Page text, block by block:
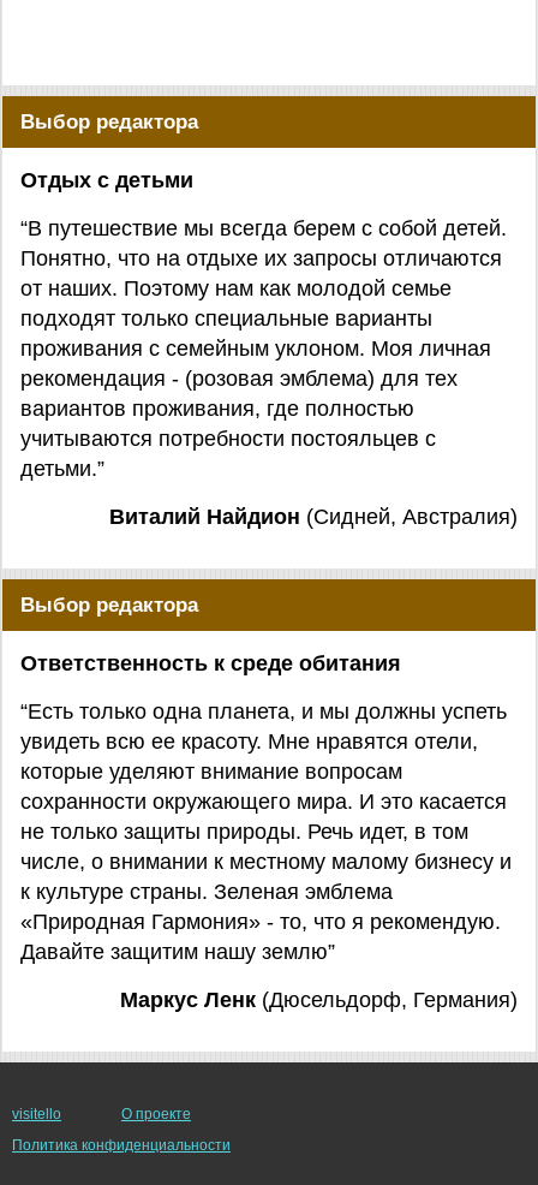
Выбор редактора
Отдых с детьми
“В путешествие мы всегда берем с собой детей.
Понятно, что на отдыхе их запросы отличаются
от наших. Поэтому нам как молодой семье
подходят только специальные варианты
проживания с семейным уклоном. Моя личная
рекомендация - (розовая эмблема) для тех
вариантов проживания, где полностью
учитываются потребности постояльцев с
детьми.”
Виталий Найдион (Сидней, Австралия)
Выбор редактора
Ответственность к среде обитания
“Есть только одна планета, и мы должны успеть
увидеть всю ее красоту. Мне нравятся отели,
которые уделяют внимание вопросам
сохранности окружающего мира. И это касается
не только защиты природы. Речь идет, в том
числе, о внимании к местному малому бизнесу и
к культуре страны. Зеленая эмблема
«Природная Гармония» - то, что я рекомендую.
Давайте защитим нашу землю”
Маркус Ленк (Дюсельдорф, Германия)
visitello
О проекте
Политика конфиденциальности